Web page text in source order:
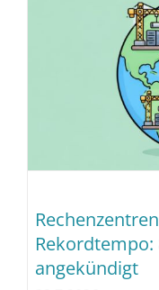
Rekordtempo:
angekündigt